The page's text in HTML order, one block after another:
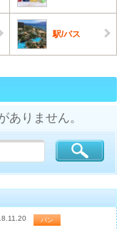
駅/バス
ありません。
パン